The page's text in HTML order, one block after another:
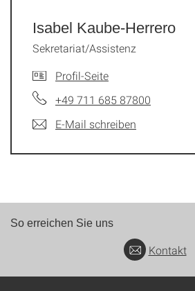
Isabel Kaube-Herrero
Sekretariat/Assistenz
Profil-Seite
+49 711 685 87800
E-Mail schreiben
So erreichen Sie uns
Kontakt